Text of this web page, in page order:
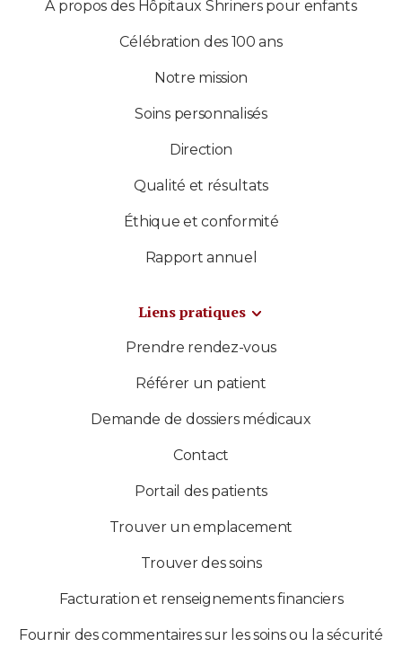
À propos des Hôpitaux Shriners pour enfants
Célébration des 100 ans
Notre mission
Soins personnalisés
Direction
Qualité et résultats
Éthique et conformité
Rapport annuel
Liens pratiques
Prendre rendez-vous
Référer un patient
Demande de dossiers médicaux
Contact
Portail des patients
Trouver un emplacement
Trouver des soins
Facturation et renseignements financiers
Fournir des commentaires sur les soins ou la sécurité